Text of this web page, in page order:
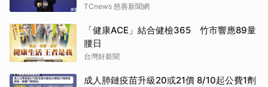
TCnews 慈善新聞網
「健康ACE」結合健檢365 竹市響應89量
腰日
台灣好新聞
成人肺鏈疫苗升級20或21價 8/10起公費1劑